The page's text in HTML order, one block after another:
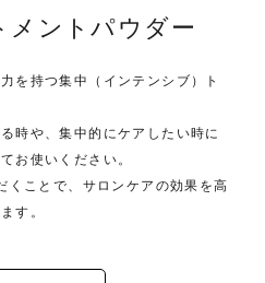
メントパウダー
を持つ集中（インテンシブ）ト
時や、集中的にケアしたい時に
お使いください。
くことで、サロンケアの効果を高
す。